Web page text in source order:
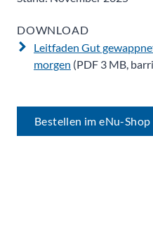
DOWNLOAD
Leitfaden Gut
morgen (PDF 3 MB,
Bestellen im eNu-Shop